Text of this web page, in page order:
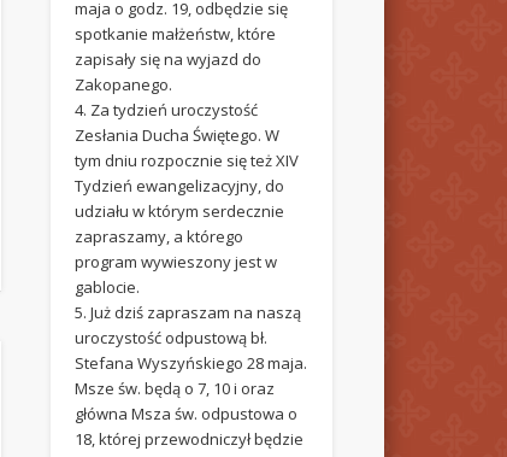
maja o godz. 19, odbędzie się
spotkanie małżeństw, które
zapisały się na wyjazd do
Zakopanego.
4. Za tydzień uroczystość
Zesłania Ducha Świętego. W
tym dniu rozpocznie się też XIV
Tydzień ewangelizacyjny, do
udziału w którym serdecznie
zapraszamy, a którego
program wywieszony jest w
gablocie.
5. Już dziś zapraszam na naszą
uroczystość odpustową bł.
Stefana Wyszyńskiego 28 maja.
Msze św. będą o 7, 10 i oraz
główna Msza św. odpustowa o
18, której przewodniczył będzie